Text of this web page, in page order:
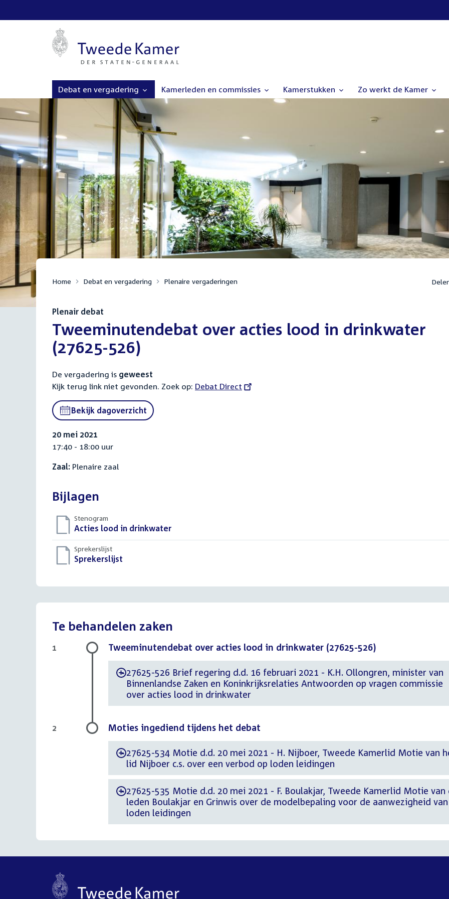
Debat en vergadering Kamerleden en commissies Kamerstukken Zo werkt de Kamer
Home Debat en vergadering Plenaire vergaderingen
Plenair debat
:Tweeminutendebat over acties lood in drinkwater
(27625-526)
De vergadering is geweest
Kijk terug link niet gevonden. Zoek op: External
Debat Direct
Bekijk dagoverzicht
20 mei 2021
17:40 - 18:00 uur
Zaal: Plenaire zaal
Bijlagen
Stenogram
Download
bestand:
Acties lood in drinkwater
Sprekerslijst
Download
Sprekerslijst
Te behandelen zaken
Tweeminutendebat over acties lood in drinkwater (27625-526)
-27625-526 Brief regering d.d. 16 februari 2021 - K.H. Ollongren, minister van
Binnenlandse Zaken en Koninkrijksrelaties Antwoorden op vragen commissie
over acties lood in drinkwater
1
Moties ingediend tijdens het debat
-27625-534 Motie d.d. 20 mei 2021 - H. Nijboer, Tweede Kamerlid Motie van
lid Nijboer c.s. over een verbod op loden leidingen
-27625-535 Motie d.d. 20 mei 2021 - F. Boulakjar, Tweede Kamerlid Motie van
leden Boulakjar en Grinwis over de modelbepaling voor de aanwezigheid van
loden leidingen
2